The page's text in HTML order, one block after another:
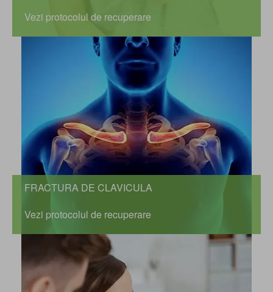
Vezi protocolul de recuperare
FRACTURA DE CLAVICULA
Vezi protocolul de recuperare